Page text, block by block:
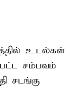
உடல்கள்
சம்பவம்
சடங்கு